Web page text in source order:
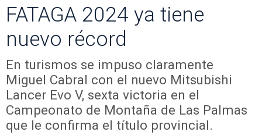
FATAGA 2024 ya tiene
nuevo récord
En turismos se impuso claramente
Miguel Cabral con el nuevo Mitsubishi
Lancer Evo V, sexta victoria en el
Campeonato de Montaña de Las Palmas
que le confirma el título provincial.